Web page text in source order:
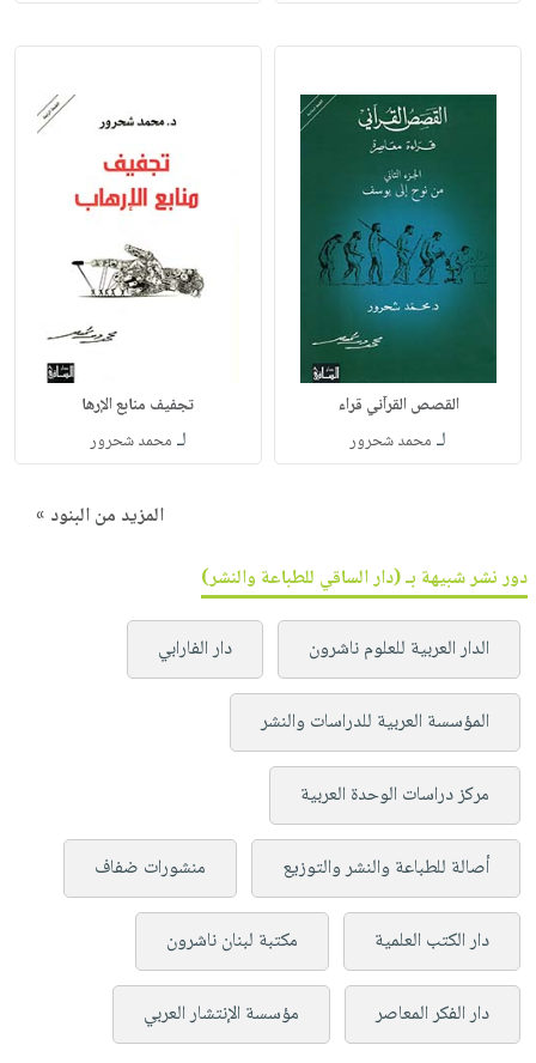
القصص القرآني قراء
لـ محمد شحرور
تجفيف منابع الإرها
لـ محمد شحرور
المزيد من البنود »
دور نشر شبيهة بـ (دار الساقي للطباعة والنشر)
الدار العربية للعلوم ناشرون دار الفارابي
المؤسسة العربية للدراسات والنشر
مركز دراسات الوحدة العربية
أصالة للطباعة والنشر والتوزيع منشورات ضفاف
دار الكتب العلمية مكتبة لبنان ناشرون
دار الفكر المعاصر مؤسسة الإنتشار العربي